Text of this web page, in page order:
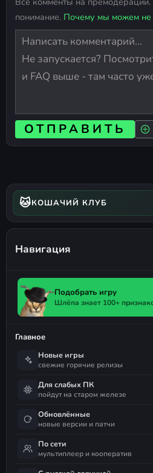
понимание. Почему мы можем не
ОТПРАВИТЬ
🐱КОШАЧИЙ КЛУБ
Навигация
Подобрать игру
Шлёпа знает 100+
Главное
Новые игры
свежие горячие релизы
Для слабых ПК
пойдут на старом железе
Обновлённые
новые версии и патчи
По сети
мультиплеер и кооператив